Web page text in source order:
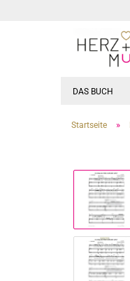
DAS BUCH
Startseite »